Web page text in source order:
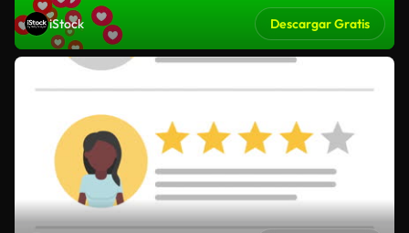
iStock Descargar Gratis